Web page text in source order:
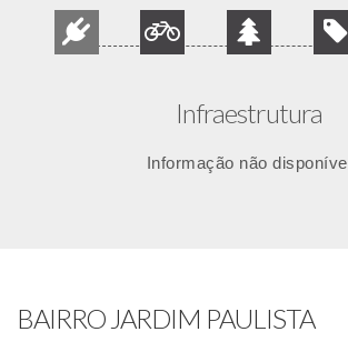
Infraestrutura
Informação não disponível
BAIRRO JARDIM PAULISTA